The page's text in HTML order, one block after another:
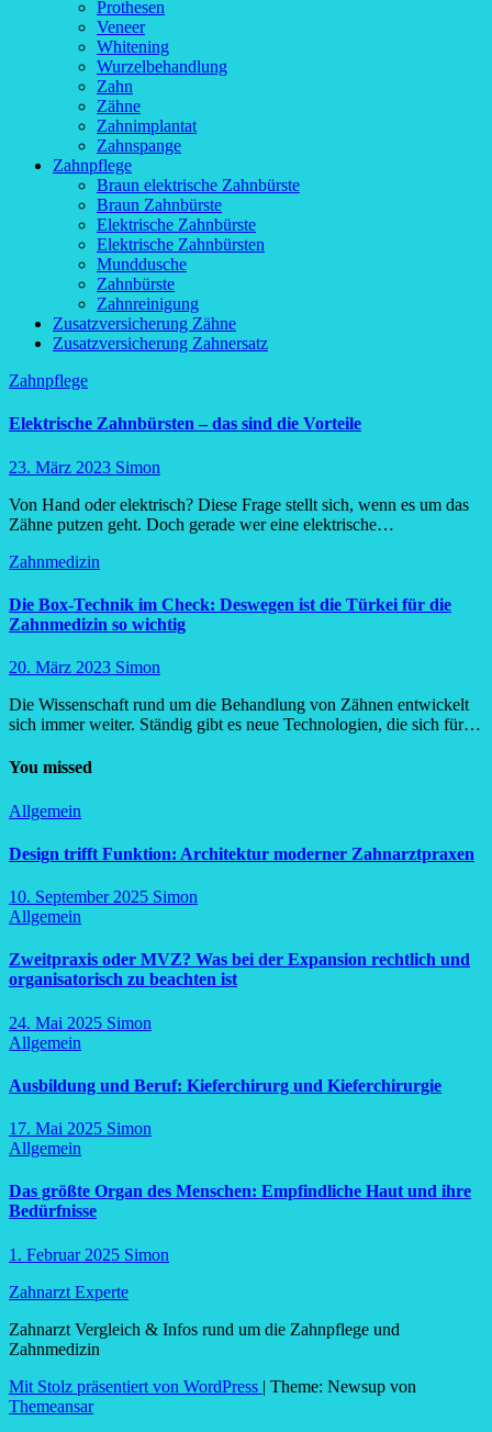
Prothesen
Veneer
Whitening
Wurzelbehandlung
Zahn
Zähne
Zahnimplantat
Zahnspange
Zahnpflege
Braun elektrische Zahnbürste
Braun Zahnbürste
Elektrische Zahnbürste
Elektrische Zahnbürsten
Munddusche
Zahnbürste
Zahnreinigung
Zusatzversicherung Zähne
Zusatzversicherung Zahnersatz
Zahnpflege
Elektrische Zahnbürsten – das sind die Vorteile
23. März 2023 Simon
Von Hand oder elektrisch? Diese Frage stellt sich, wenn es um das
Zähne putzen geht. Doch gerade wer eine elektrische…
Zahnmedizin
Die Box-Technik im Check: Deswegen ist die Türkei für die
Zahnmedizin so wichtig
20. März 2023 Simon
Die Wissenschaft rund um die Behandlung von Zähnen entwickelt
sich immer weiter. Ständig gibt es neue Technologien, die sich für…
You missed
Allgemein
Design trifft Funktion: Architektur moderner Zahnarztpraxen
10. September 2025 Simon
Allgemein
Zweitpraxis oder MVZ? Was bei der Expansion rechtlich und
organisatorisch zu beachten ist
24. Mai 2025 Simon
Allgemein
Ausbildung und Beruf: Kieferchirurg und Kieferchirurgie
17. Mai 2025 Simon
Allgemein
Das größte Organ des Menschen: Empfindliche Haut und ihre
Bedürfnisse
1. Februar 2025 Simon
Zahnarzt Experte
Zahnarzt Vergleich & Infos rund um die Zahnpflege und
Zahnmedizin
Mit Stolz präsentiert von WordPress | Theme: Newsup von
Themeansar